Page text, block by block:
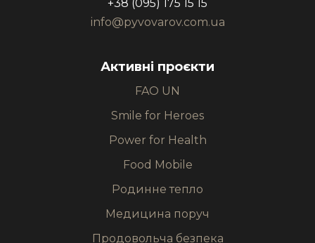
+38 (095) 175 15 15
info@pyvovarov.com.ua
Активні проєкти
FAO UN
Smile for Heroes
Power for Health
Food Mobile
Родинне тепло
Медицина поруч
Продовольча безпека